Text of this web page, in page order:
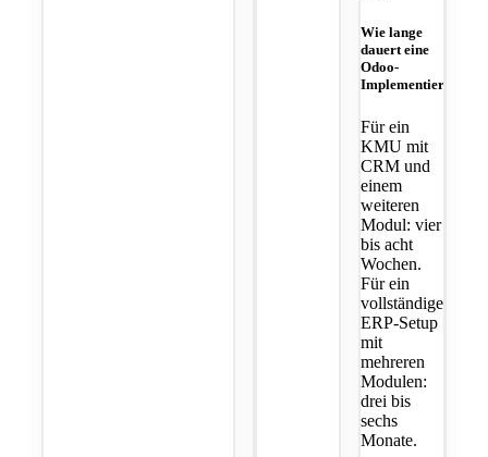
Wie lange
dauert eine
Odoo-
Implementierung?
Für ein
KMU mit
CRM und
einem
weiteren
Modul: vier
bis acht
Wochen.
Für ein
vollständiges
ERP-Setup
mit
mehreren
Modulen:
drei bis
sechs
Monate.